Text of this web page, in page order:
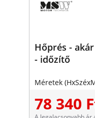
Hőprés - akár
- időzítő
Méretek
78 340